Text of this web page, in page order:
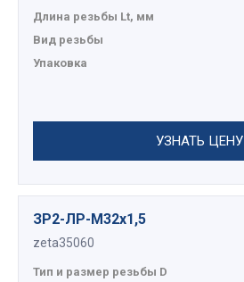
Длина резьбы Lt, мм
Вид резьбы
Упаковка
УЗНАТЬ ЦЕНУ
ЗР2-ЛР-М32х1,5
zeta35060
Тип и размер резьбы D